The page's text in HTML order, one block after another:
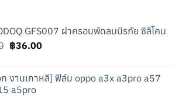
GFS007 ฝาครอบพัดลมนิรภัย ซิลิโคน
Original
฿40.00.
฿36.00Current
฿36.00.
งานเกาหลี] ฟิล์ม oppo a3x a3pro a57
a5pro